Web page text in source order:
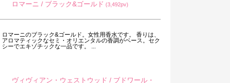
ロマーニ / ブラック&ゴールド (3,492pv)
ロマーニのブラック&ゴールド。女性用香水です。 香りは、
アロマティックなセミ・オリエンタルの香調がベース。セク
シーでエキゾチックな一品です。 ...
ヴィヴィアン・ウェストウッド / ブドワール・